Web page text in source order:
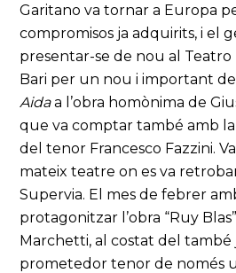
Garitano va tornar a Europa
compromisos ja adquirits, i el
presentar-se de nou al
Bari per un nou i important
Aidaa l’obra homònima de
que va comptar també amb
del tenor Francesco Fazzini.
mateix teatre on es va
Supervia. El mes de febrer
protagonitzar l’obra “Ruy
Marchetti, al costat del també
prometedor tenor de només